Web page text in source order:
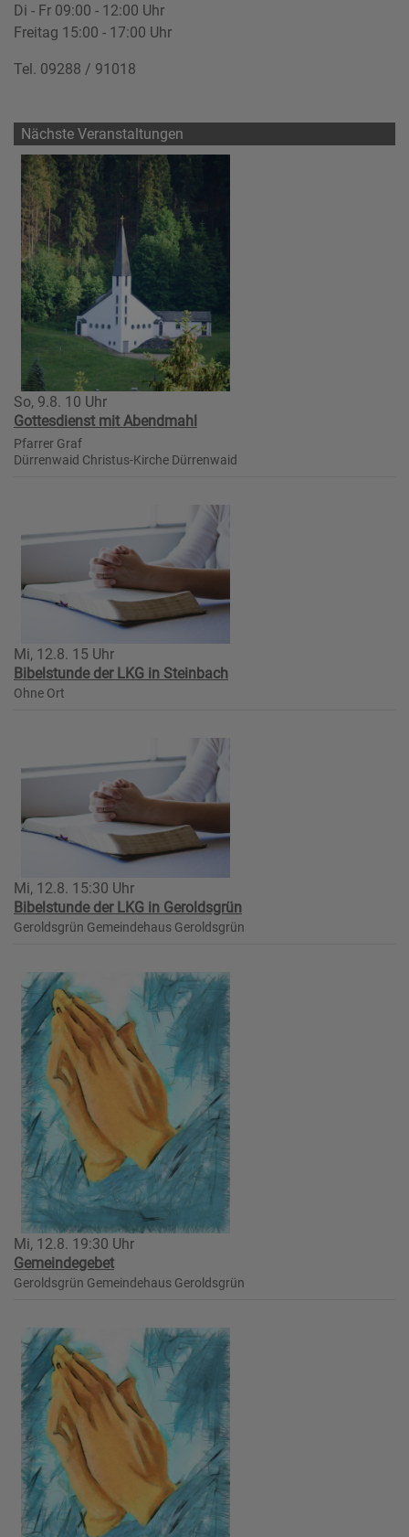
Di - Fr 09:00 - 12:00 Uhr
Freitag 15:00 - 17:00 Uhr
Tel. 09288 / 91018
Nächste Veranstaltungen
So, 9.8. 10 Uhr
Gottesdienst mit Abendmahl
Pfarrer Graf
Dürrenwaid Christus-Kirche Dürrenwaid
Mi, 12.8. 15 Uhr
Bibelstunde der LKG in Steinbach
Ohne Ort
Mi, 12.8. 15:30 Uhr
Bibelstunde der LKG in Geroldsgrün
Geroldsgrün Gemeindehaus Geroldsgrün
Mi, 12.8. 19:30 Uhr
Gemeindegebet
Geroldsgrün Gemeindehaus Geroldsgrün